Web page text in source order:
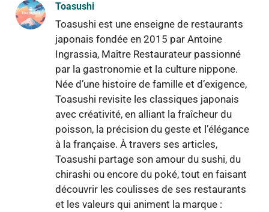
Toasushi
Toasushi est une enseigne de restaurants
japonais fondée en 2015 par Antoine
Ingrassia, Maître Restaurateur passionné
par la gastronomie et la culture nippone.
Née d’une histoire de famille et d’exigence,
Toasushi revisite les classiques japonais
avec créativité, en alliant la fraîcheur du
poisson, la précision du geste et l’élégance
à la française. À travers ses articles,
Toasushi partage son amour du sushi, du
chirashi ou encore du poké, tout en faisant
découvrir les coulisses de ses restaurants
et les valeurs qui animent la marque :